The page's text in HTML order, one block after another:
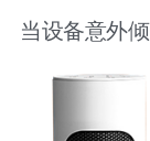
当设备意外